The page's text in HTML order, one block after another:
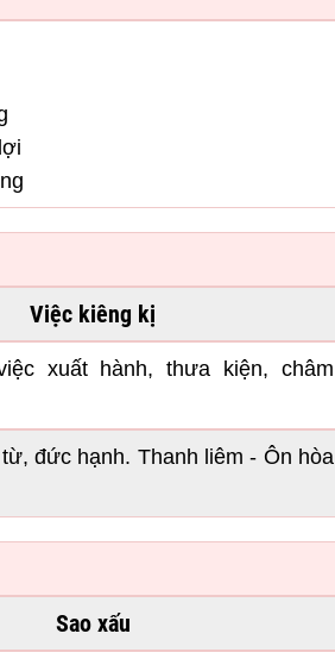
Việc kiêng kị
xuất hành, thưa kiện, châm
đức hạnh. Thanh liêm - Ôn hòa
Sao xấu